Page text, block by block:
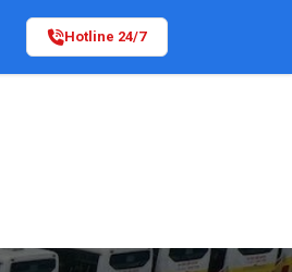
Hotline 24/7